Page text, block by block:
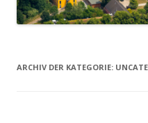
ARCHIV DER KATEGORIE: